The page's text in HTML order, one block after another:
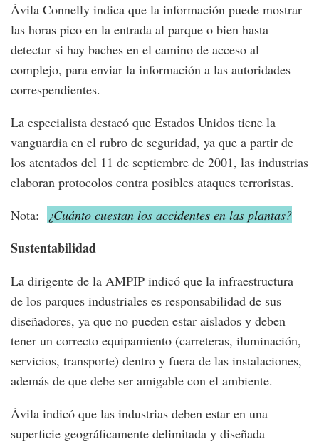
Ávila Connelly indica que la información puede mostrar
las horas pico en la entrada al parque o bien hasta
detectar si hay baches en el camino de acceso al
complejo, para enviar la información a las autoridades
correspendientes.
La especialista destacó que Estados Unidos tiene la
vanguardia en el rubro de seguridad, ya que a partir de
los atentados del 11 de septiembre de 2001, las industrias
elaboran protocolos contra posibles ataques terroristas.
Nota:
¿Cuánto cuestan los accidentes en las plantas?
Sustentabilidad
La dirigente de la AMPIP indicó que la infraestructura
de los parques industriales es responsabilidad de sus
diseñadores, ya que no pueden estar aislados y deben
tener un correcto equipamiento (carreteras, iluminación,
servicios, transporte) dentro y fuera de las instalaciones,
además de que debe ser amigable con el ambiente.
Ávila indicó que las industrias deben estar en una
superficie geográficamente delimitada y diseñada